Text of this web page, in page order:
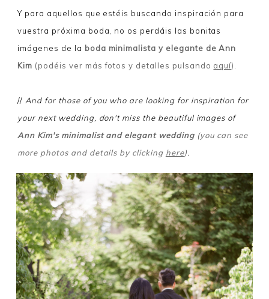
Y para aquellos que estéis buscando inspiración para
vuestra próxima boda, no os perdáis las bonitas
imágenes de la boda minimalista y elegante de Ann
Kim (podéis ver más fotos y detalles pulsando aquí).
//And for those of you who are looking for inspiration for
your next wedding, don't miss the beautiful images of
Ann Kim's minimalist and elegant wedding(you can see
more photos and details by clicking here).